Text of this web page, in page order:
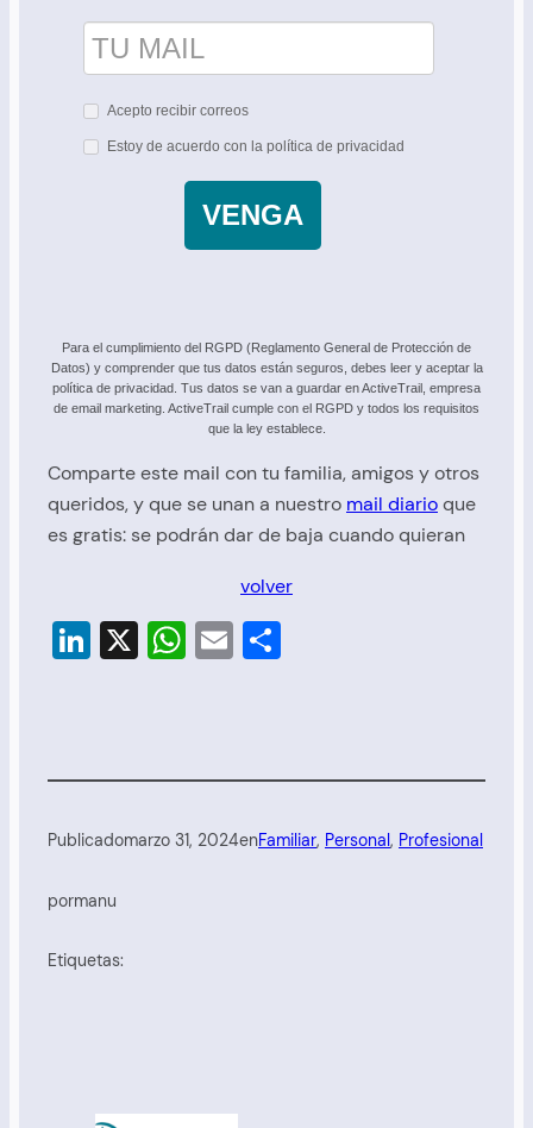
Acepto recibir correos
Estoy de acuerdo con la política de privacidad
VENGA
Para el cumplimiento del RGPD (Reglamento General de Protección de
Datos) y comprender que tus datos están seguros, debes leer y aceptar la
política de privacidad. Tus datos se van a guardar en ActiveTrail, empresa
de email marketing. ActiveTrail cumple con el RGPD y todos los requisitos
que la ley establece.
Comparte este mail con tu familia, amigos y otros
queridos, y que se unan a nuestro mail diarioque
es gratis: se podrán dar de baja cuando quieran
volver
LinkedIn
X WhatsApp
Email
Publicadomarzo 31, 2024enFamiliar, Personal , Profesional
pormanu
Etiquetas: